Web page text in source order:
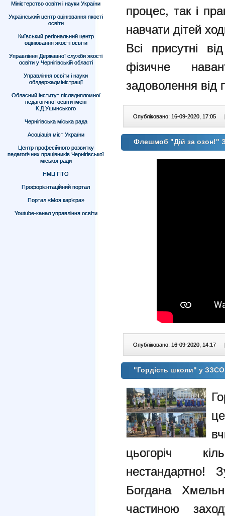
Міністерство освіти і науки України
Український центр оцінювання якості
освіти
Київський регіональний центр
оцінювання якості освіти
Управління Державної служби якості
освіти у Чернігівській області
Управління освіти і науки
облдержадміністрації
Обласний інститут післядипломної
педагогічної освіти імені
К.Д.Ушинського
Чернігівська міська рада
Асоціація міст України
Центр професійного розвитку
педагогічних працівників Чернігівської
міської ради
НМЦ ПТО
Профорієнтаційний портал
Портал «Моя кар’єра»
Youtube-канал управління освіти
процес, так і
навчати дітей
Всі присутні
фізичне
задоволення від
Опубліковано: 16-09-2020, 17:05 |
Флешмоб "Дій за
Опубліковано: 16-09-2020, 14:17 |
"Гордість школи" у
цьогоріч
нестандартно!
Богдана
частиною